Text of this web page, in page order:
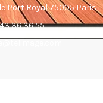
Port Royal 75005 Paris
36 36 55